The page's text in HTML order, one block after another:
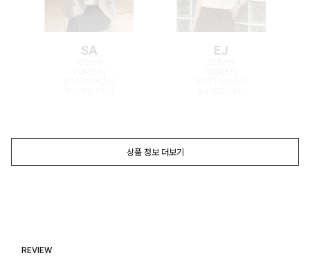
SA EJ
상품 정보 더보기
REVIEW